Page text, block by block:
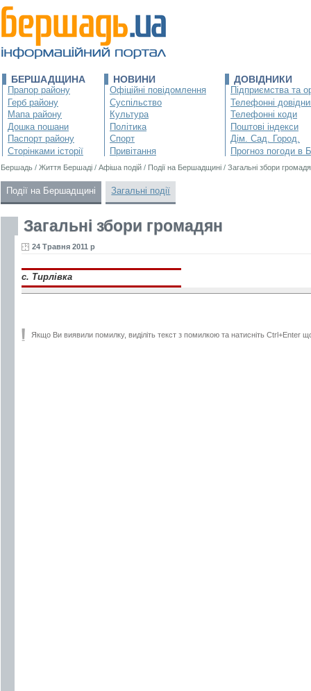
БЕРШАДЩИНА
Прапор району
Герб району
Мапа району
Дошка пошани
Паспорт району
Сторінками історії
НОВИНИ
Офіційні повідомлення
Суспільство
Культура
Політика
Спорт
Привітання
ДОВІДНИКИ
Підприємства та
Телефонні
Телефонні коди
Поштові індекси
Дім. Сад. Город.
Прогноз погоди в
Бершадь / Життя Бершаді / Афіша подій / Події на Бершадщині / Загальні збори
Події на Бершадщині Загальні події
Загальні збори громадян
24 Травня 2011 р
с. Тирлівка
Якщо Ви виявили помилку, виділіть текст з помилкою та натисніть Ctrl+Enter